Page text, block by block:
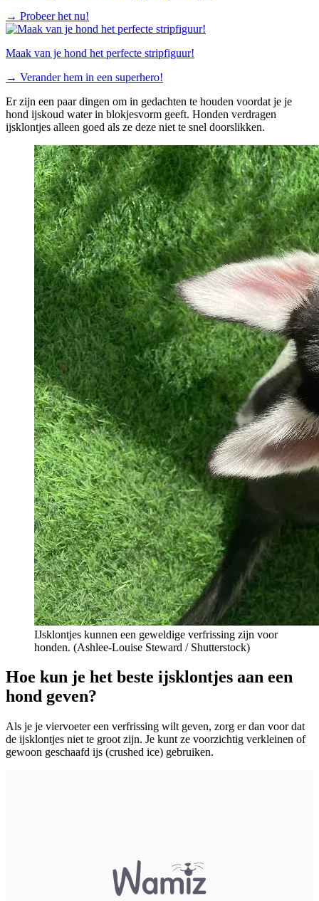
→ Probeer het nu!
Maak van je hond het perfecte stripfiguur!
→ Verander hem in een superhero!
Er zijn een paar dingen om in gedachten te houden voordat je je
hond ijskoud water in blokjesvorm geeft. Honden verdragen
ijsklontjes alleen goed als ze deze niet te snel doorslikken.
IJsklontjes kunnen een geweldige verfrissing zijn voor
honden. (Ashlee-Louise Steward / Shutterstock)
Hoe kun je het beste ijsklontjes aan een
hond geven?
Als je je viervoeter een verfrissing wilt geven, zorg er dan voor dat
de ijsklontjes niet te groot zijn. Je kunt ze voorzichtig verkleinen of
gewoon geschaafd ijs (crushed ice) gebruiken.